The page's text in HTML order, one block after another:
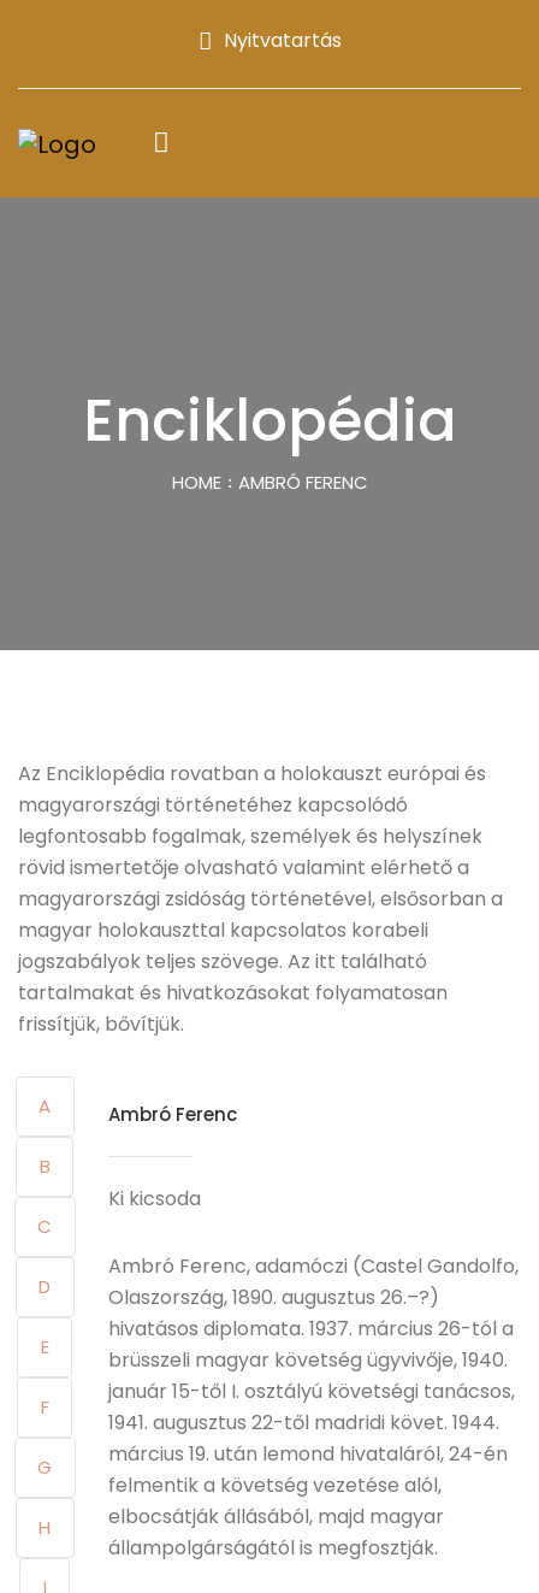
Nyitvatartás
Enciklopédia
HOME AMBRÓ FERENC
Az Enciklopédia rovatban a holokauszt európai és
magyarországi történetéhez kapcsolódó
legfontosabb fogalmak, személyek és helyszínek
rövid ismertetője olvasható valamint elérhető a
magyarországi zsidóság történetével, elsősorban a
magyar holokauszttal kapcsolatos korabeli
jogszabályok teljes szövege. Az itt található
tartalmakat és hivatkozásokat folyamatosan
frissítjük, bővítjük.
A
B
C
D
E
F
G
H
I
Ambró Ferenc
Ki kicsoda
Ambró Ferenc, adamóczi (Castel Gandolfo,
Olaszország, 1890. augusztus 26.–?)
hivatásos diplomata. 1937. március 26-tól a
brüsszeli magyar követség ügyvivője, 1940.
január 15-től I. osztályú követségi tanácsos,
1941. augusztus 22-től madridi követ. 1944.
március 19. után lemond hivataláról, 24-én
felmentik a követség vezetése alól,
elbocsátják állásából, majd magyar
állampolgárságától is megfosztják.